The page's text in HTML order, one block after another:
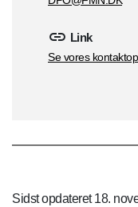
Link
Se vores
Sidst opdateret 18.